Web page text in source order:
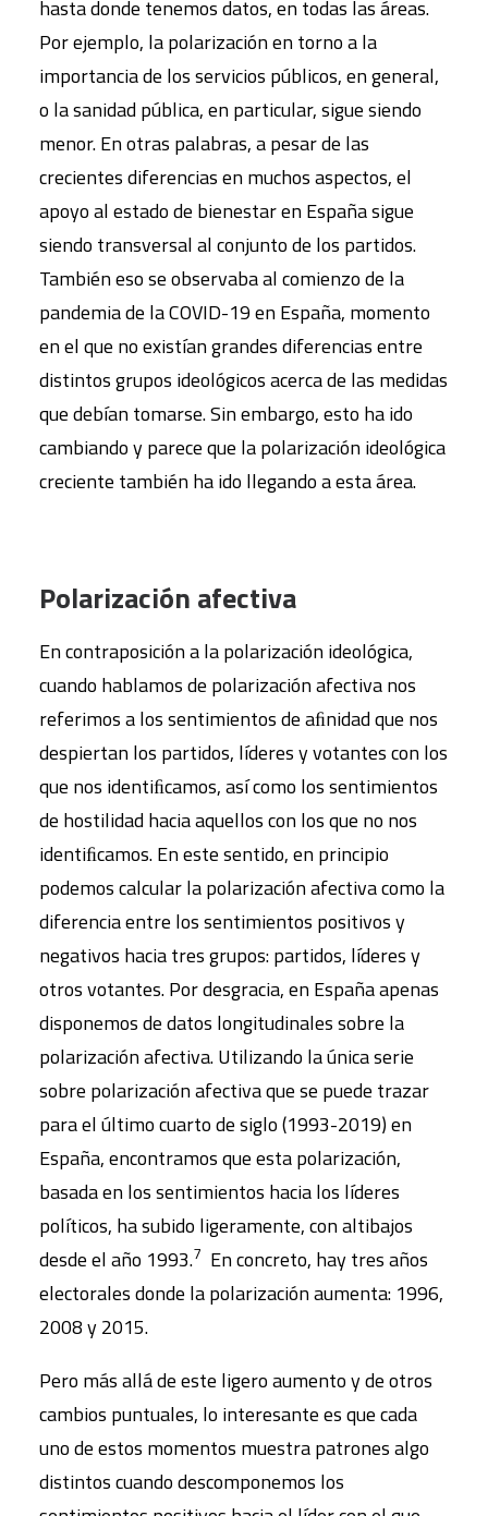
hasta donde tenemos datos, en todas las áreas.
Por ejemplo, la polarización en torno a la
importancia de los servicios públicos, en general,
o la sanidad pública, en particular, sigue siendo
menor. En otras palabras, a pesar de las
crecientes diferencias en muchos aspectos, el
apoyo al estado de bienestar en España sigue
siendo transversal al conjunto de los partidos.
También eso se observaba al comienzo de la
pandemia de la COVID-19 en España, momento
en el que no existían grandes diferencias entre
distintos grupos ideológicos acerca de las medidas
que debían tomarse. Sin embargo, esto ha ido
cambiando y parece que la polarización ideológica
creciente también ha ido llegando a esta área.
Polarización afectiva
En contraposición a la polarización ideológica,
cuando hablamos de polarización afectiva nos
referimos a los sentimientos de aﬁnidad que nos
despiertan los partidos, líderes y votantes con los
que nos identiﬁcamos, así como los sentimientos
de hostilidad hacia aquellos con los que no nos
identiﬁcamos. En este sentido, en principio
podemos calcular la polarización afectiva como la
diferencia entre los sentimientos positivos y
negativos hacia tres grupos: partidos, líderes y
otros votantes. Por desgracia, en España apenas
disponemos de datos longitudinales sobre la
polarización afectiva. Utilizando la única serie
sobre polarización afectiva que se puede trazar
para el último cuarto de siglo (1993-2019) en
España, encontramos que esta polarización,
basada en los sentimientos hacia los líderes
políticos, ha subido ligeramente, con altibajos
desde el año 1993.7 En concreto, hay tres años
electorales donde la polarización aumenta: 1996,
2008 y 2015.
Pero más allá de este ligero aumento y de otros
cambios puntuales, lo interesante es que cada
uno de estos momentos muestra patrones algo
distintos cuando descomponemos los